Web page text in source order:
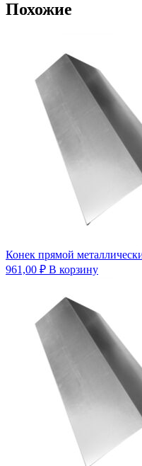
Похожие
Конек прямой
961,00 ₽ В корзину